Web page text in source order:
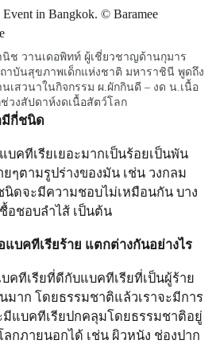
ช วานเดอพิทท์ ผู้เชี่ยวชาญด้านกุมาร
าบันสุขภาพเด็กแห่งชาติ มหาราชินี พูดถึง
เสวนาในกิจกรรม ผ.ผักกินดี – งด น.เนื้อ
วงสัปดาห์งดเนื้อสัตว์โลก
มีกี่ชนิด
บคทีเรียเยอะมากเป็นร้อยเป็นพัน
ยๆตามรูปร่างของมัน เช่น วงกลม
นิดจะมีความชอบไม่เหมือนกัน บาง
อชอบลำไส้ เป็นต้น
แบคทีเรียร้าย แตกต่างกันอย่างไร
คทีเรียที่ดีกับแบคทีเรียที่เป็นผู้ร้าย
มาก โดยธรรมชาติแล้วเราจะมีการ
แบคทีเรียปกคลุมโดยธรรมชาติอยู่
กภายนอกได้ เช่น ผิวหนัง ช่องปาก